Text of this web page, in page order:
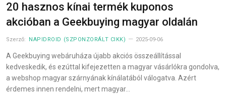
20 hasznos kínai termék kuponos
akcióban a Geekbuying magyar oldalán
Szerző: NAPIDROID (SZPONZORÁLT CIKK) 2025-09-06
A Geekbuying webáruháza újabb akciós összeállítással
kedveskedik, és ezúttal kifejezetten a magyar vásárlókra gondolva,
a webshop magyar szárnyának kínálatából válogatva. Azért
érdemes innen rendelni, mert magyar…